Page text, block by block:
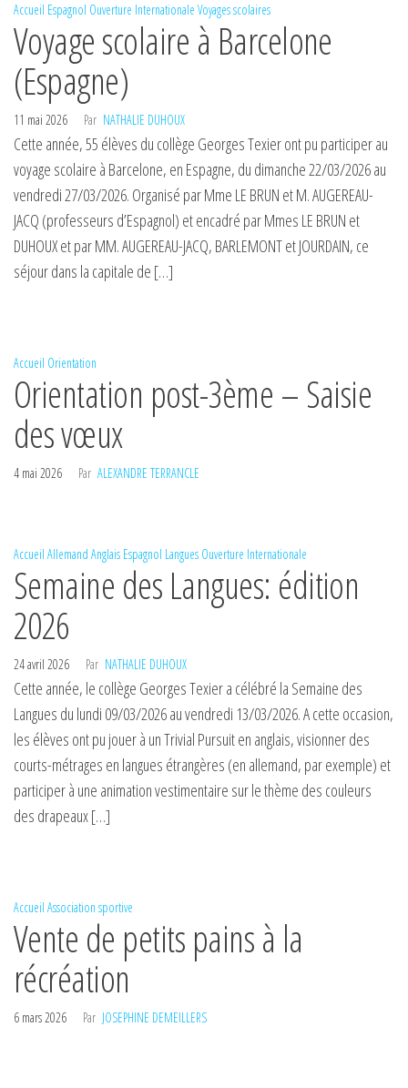
Accueil Espagnol Ouverture Internationale Voyages scolaires
Voyage scolaire à Barcelone
(Espagne)
11 mai 2026 Par NATHALIE DUHOUX
Cette année, 55 élèves du collège Georges Texier ont pu participer au
voyage scolaire à Barcelone, en Espagne, du dimanche 22/03/2026 au
vendredi 27/03/2026. Organisé par Mme LE BRUN et M. AUGEREAU-
JACQ (professeurs d’Espagnol) et encadré par Mmes LE BRUN et
DUHOUX et par MM. AUGEREAU-JACQ, BARLEMONT et JOURDAIN, ce
séjour dans la capitale de […]
Accueil Orientation
Orientation post-3ème – Saisie
des vœux
4 mai 2026 Par ALEXANDRE TERRANCLE
Accueil Allemand Anglais Espagnol Langues Ouverture Internationale
Semaine des Langues: édition
2026
24 avril 2026 Par NATHALIE DUHOUX
Cette année, le collège Georges Texier a célébré la Semaine des
Langues du lundi 09/03/2026 au vendredi 13/03/2026. A cette occasion,
les élèves ont pu jouer à un Trivial Pursuit en anglais, visionner des
courts-métrages en langues étrangères (en allemand, par exemple) et
participer à une animation vestimentaire sur le thème des couleurs
des drapeaux […]
Accueil Association sportive
Vente de petits pains à la
récréation
6 mars 2026 Par JOSEPHINE DEMEILLERS